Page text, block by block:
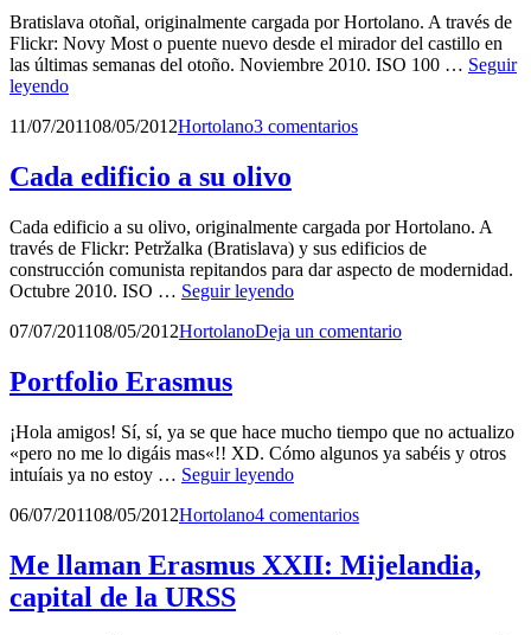
Bratislava otoñal, originalmente cargada por Hortolano. A través de
Flickr: Novy Most o puente nuevo desde el mirador del castillo en
las últimas semanas del otoño. Noviembre 2010. ISO 100 … Seguir
leyendoBratislava
Publicado
11/07/201108/05/2012por
Hortolano3 comentarios
Cada edificio a su olivo
Cada edificio a su olivo, originalmente cargada por Hortolano. A
través de Flickr: Petržalka (Bratislava) y sus edificios de
construcción comunista repitandos para dar aspecto de modernidad.
Octubre 2010. ISO … Seguir leyendoCada
a
Publicado
07/07/201108/05/2012por
HortolanoDeja un comentario
Portfolio Erasmus
¡Hola amigos! Sí, sí, ya se que hace mucho tiempo que no actualizo
«pero no me lo digáis mas«!! XD. Cómo algunos ya sabéis y otros
intuíais ya no estoy … Seguir leyendoPortfolio
Publicado
06/07/201108/05/2012por
Hortolano4 comentarios
Me llaman Erasmus XXII: Mijelandia,
capital de la URSS